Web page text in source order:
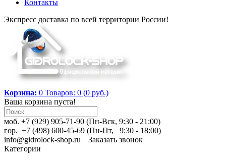
Контакты
Экспресс доставка по всей территории России!
Корзина: 0 Товаров: 0 (0 руб.)
Ваша корзина пуста!
моб. +7 (929) 905-71-90 (Пн-Вск, 9:30 - 21:00)
гор. +7 (498) 600-45-69 (Пн-Пт, 9:30 - 18:00)
info@gidrolock-shop.ru
Заказать звонок
Категории